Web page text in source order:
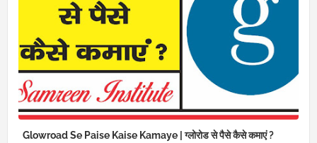
Glowroad Se Paise Kaise Kamaye | ग्लोरोड से पैसे कैसे कमाएं ?